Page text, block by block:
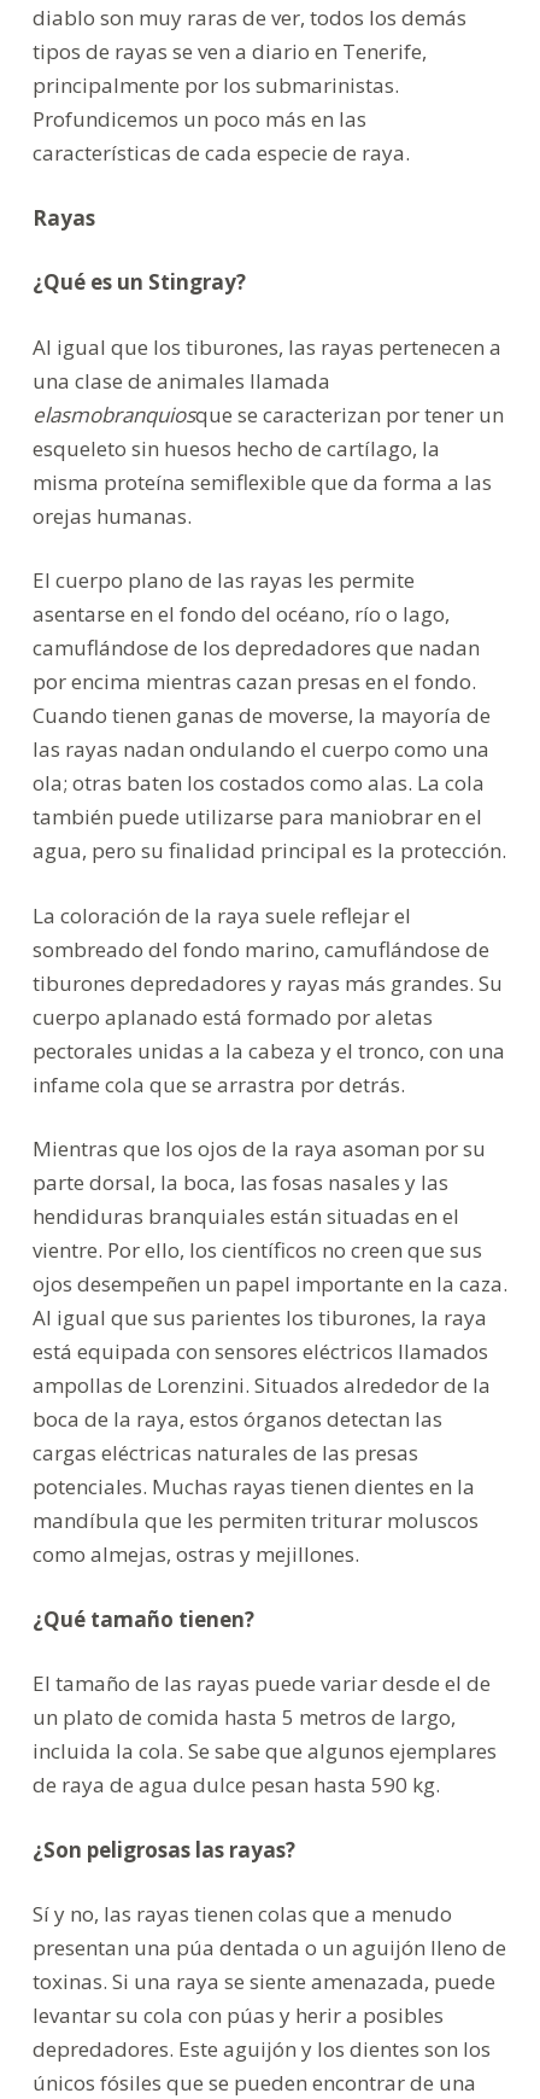
diablo son muy raras de ver, todos los demás
tipos de rayas se ven a diario en Tenerife,
principalmente por los submarinistas.
Profundicemos un poco más en las
características de cada especie de raya.
Rayas
¿Qué es un Stingray?
Al igual que los tiburones, las rayas pertenecen a
una clase de animales llamada
elasmobranquiosque se caracterizan por tener un
esqueleto sin huesos hecho de cartílago, la
misma proteína semiflexible que da forma a las
orejas humanas.
El cuerpo plano de las rayas les permite
asentarse en el fondo del océano, río o lago,
camuflándose de los depredadores que nadan
por encima mientras cazan presas en el fondo.
Cuando tienen ganas de moverse, la mayoría de
las rayas nadan ondulando el cuerpo como una
ola; otras baten los costados como alas. La cola
también puede utilizarse para maniobrar en el
agua, pero su finalidad principal es la protección.
La coloración de la raya suele reflejar el
sombreado del fondo marino, camuflándose de
tiburones depredadores y rayas más grandes. Su
cuerpo aplanado está formado por aletas
pectorales unidas a la cabeza y el tronco, con una
infame cola que se arrastra por detrás.
Mientras que los ojos de la raya asoman por su
parte dorsal, la boca, las fosas nasales y las
hendiduras branquiales están situadas en el
vientre. Por ello, los científicos no creen que sus
ojos desempeñen un papel importante en la caza.
Al igual que sus parientes los tiburones, la raya
está equipada con sensores eléctricos llamados
ampollas de Lorenzini. Situados alrededor de la
boca de la raya, estos órganos detectan las
cargas eléctricas naturales de las presas
potenciales. Muchas rayas tienen dientes en la
mandíbula que les permiten triturar moluscos
como almejas, ostras y mejillones.
¿Qué tamaño tienen?
El tamaño de las rayas puede variar desde el de
un plato de comida hasta 5 metros de largo,
incluida la cola. Se sabe que algunos ejemplares
de raya de agua dulce pesan hasta 590 kg.
¿Son peligrosas las rayas?
Sí y no, las rayas tienen colas que a menudo
presentan una púa dentada o un aguijón lleno de
toxinas. Si una raya se siente amenazada, puede
levantar su cola con púas y herir a posibles
depredadores. Este aguijón y los dientes son los
únicos fósiles que se pueden encontrar de una